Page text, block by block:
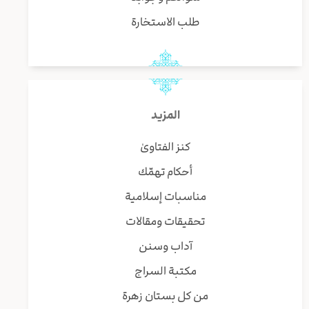
طلب الاستخارة
المزيد
كنز الفتاوىٰ
أحكام تهمّك
مناسبات إسلامية
تحقيقات ومقالات
آداب وسنن
مكتبة السراج
من كل بستان زهرة